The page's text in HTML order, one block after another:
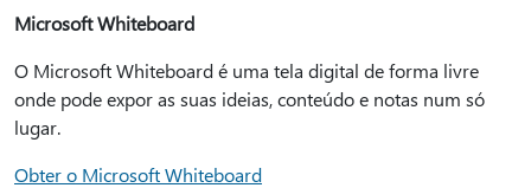
Microsoft Whiteboard
O Microsoft Whiteboard é uma tela digital de forma livre
onde pode expor as suas ideias, conteúdo e notas num só
lugar.
Obter o Microsoft Whiteboard